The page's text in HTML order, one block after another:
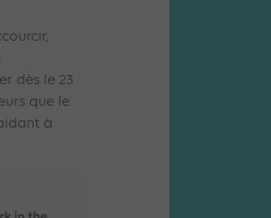
dès le 23
que le
à